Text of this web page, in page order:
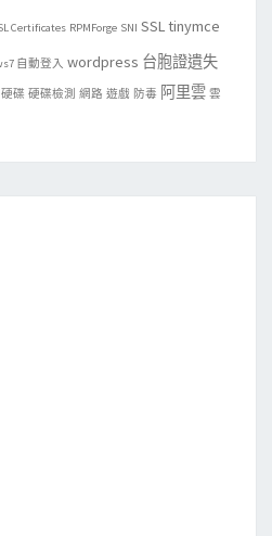
Certificates RPMForge SNI SSLtinymce
自動登入 wordpress 台胞證遺失
硬碟 硬碟檢測 網路 遊戲 防毒 阿里雲 雲